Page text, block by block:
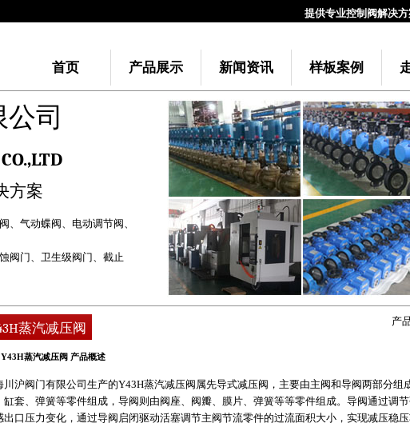
提供专业控制阀解决
首页 产品展示 新闻资讯 样板案例
司
方案
、 气动蝶阀、 电动调节阀、
阀门、 卫生级阀门、 截止
蒸汽减压阀 产
蒸汽减压阀 产品概述
川沪阀门有限公司生产的Y43H蒸汽减压阀属先导式减压阀，主要由主阀和导阀两部分组
缸套、弹簧等零件组成，导阀则由阀座、阀瓣、膜片、弹簧等等零件组成。导阀通过调
出口压力变化，通过导阀启闭驱动活塞调节主阀节流零件的过流面积大小，实现减压稳压